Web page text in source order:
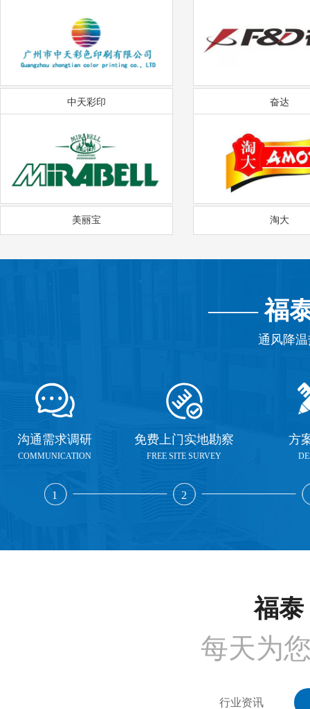
中天彩印 奋达
美丽宝 淘大
——福
通风降
沟通需求调研
COMMUNICATION
1
免费上门实地勘察
FREE SITE SURVEY
2
方
福泰
每天为
行业资讯